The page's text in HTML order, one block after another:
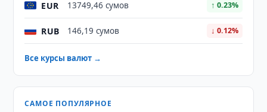
EUR 13749,46 сумов ↑ 0.23%
RUB 146,19 сумов ↓ 0.12%
Все курсы валют →
САМОЕ ПОПУЛЯРНОЕ